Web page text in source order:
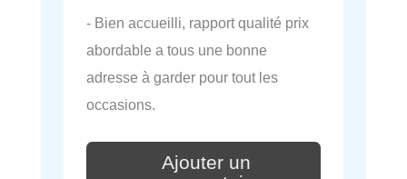
- Bien accueilli, rapport qualité prix
abordable a tous une bonne
adresse à garder pour tout les
occasions.
Ajouter un